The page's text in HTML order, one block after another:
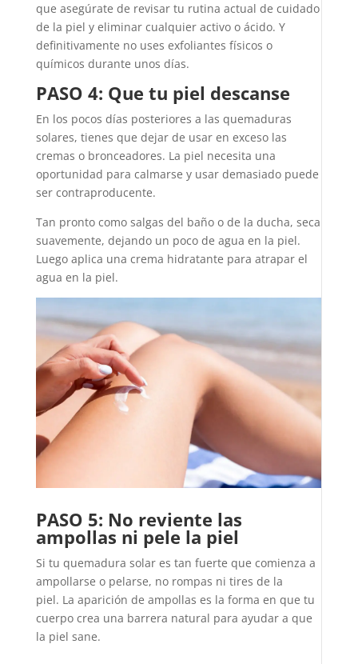
que asegúrate de revisar tu rutina actual de cuidado
de la piel y eliminar cualquier activo o ácido. Y
definitivamente no uses exfoliantes físicos o
químicos durante unos días.
PASO 4: Que tu piel descanse
En los pocos días posteriores a las quemaduras
solares, tienes que dejar de usar en exceso las
cremas o bronceadores. La piel necesita una
oportunidad para calmarse y usar demasiado puede
ser contraproducente.
Tan pronto como salgas del baño o de la ducha, seca
suavemente, dejando un poco de agua en la piel.
Luego aplica una crema hidratante para atrapar el
agua en la piel.
PASO 5: No reviente las
ampollas ni pele la piel
Si tu quemadura solar es tan fuerte que comienza a
ampollarse o pelarse, no rompas ni tires de la
piel. La aparición de ampollas es la forma en que tu
cuerpo crea una barrera natural para ayudar a que
la piel sane.